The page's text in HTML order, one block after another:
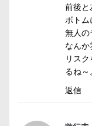
前後と
ボトム
無人の
なんか
リス
るね～。
返信